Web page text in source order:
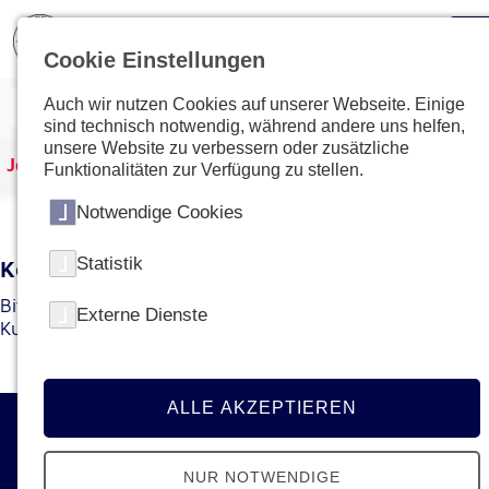
Johanniter Österreich Kurse & Ausbildungen
Kein Kurs mit dieser ID gefunden
Bitte gehen Sie zur Übersichtsseite
Kurs bzw. die gewünschte Ausbildung zu finden.
Cookie Einstellungen
Auch wir nutzen Cookies auf unserer Webseite. Einige
sind technisch notwendig, während andere uns helfen,
unsere Website zu verbessern oder zusätzliche
Funktionalitäten zur Verfügung zu stellen.
Notwendige Cookies
Statistik
Externe Dienste
ALLE AKZEPTIEREN
NUR NOTWENDIGE